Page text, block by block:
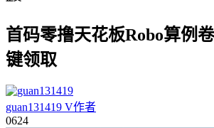
首码零撸天花板Robo算例
键领取
guan131419 V作者
0624